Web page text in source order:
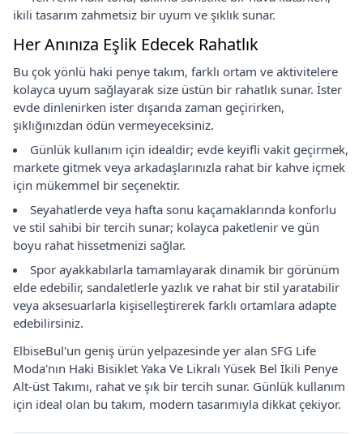
ikili tasarım zahmetsiz bir uyum ve şıklık sunar.
Her Anınıza Eşlik Edecek Rahatlık
Bu çok yönlü haki penye takım, farklı ortam ve aktivitelere
kolayca uyum sağlayarak size üstün bir rahatlık sunar. İster
evde dinlenirken ister dışarıda zaman geçirirken,
şıklığınızdan ödün vermeyeceksiniz.
Günlük kullanım için idealdir; evde keyifli vakit geçirmek,
markete gitmek veya arkadaşlarınızla rahat bir kahve içmek
için mükemmel bir seçenektir.
Seyahatlerde veya hafta sonu kaçamaklarında konforlu
ve stil sahibi bir tercih sunar; kolayca paketlenir ve gün
boyu rahat hissetmenizi sağlar.
Spor ayakkabılarla tamamlayarak dinamik bir görünüm
elde edebilir, sandaletlerle yazlık ve rahat bir stil yaratabilir
veya aksesuarlarla kişiselleştirerek farklı ortamlara adapte
edebilirsiniz.
ElbiseBul'un geniş ürün yelpazesinde yer alan SFG Life
Moda'nın Haki Bisiklet Yaka Ve Likralı Yüsek Bel İkili Penye
Alt-üst Takımı, rahat ve şık bir tercih sunar. Günlük kullanım
için ideal olan bu takım, modern tasarımıyla dikkat çekiyor.